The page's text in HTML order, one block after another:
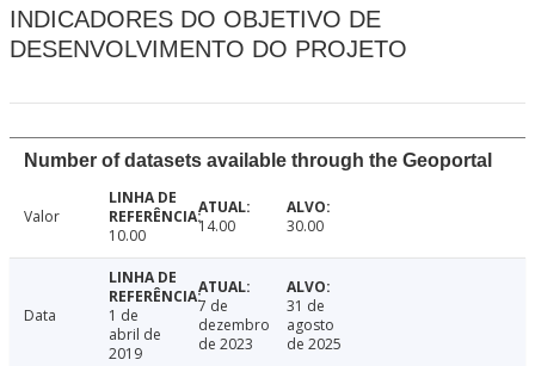
INDICADORES DO OBJETIVO DE
DESENVOLVIMENTO DO PROJETO
Number of datasets available through the Geoportal
Valor
10.00
14.00 30.00
Data
1 de
abril de
2019
7 de
dezembro
de 2023
31 de
agosto
de 2025